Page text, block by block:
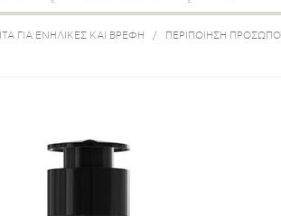
ΓΙΑ ΕΝΗΛΙΚΕΣ ΚΑΙ ΒΡΕΦΗ / ΠΕΡΙΠΟΙΗΣΗ